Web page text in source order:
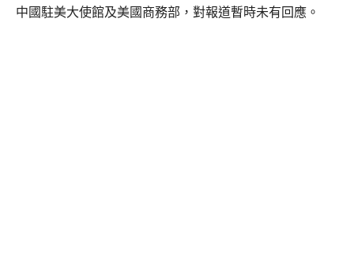
中國駐美大使館及美國商務部，對報道暫時未有回應。